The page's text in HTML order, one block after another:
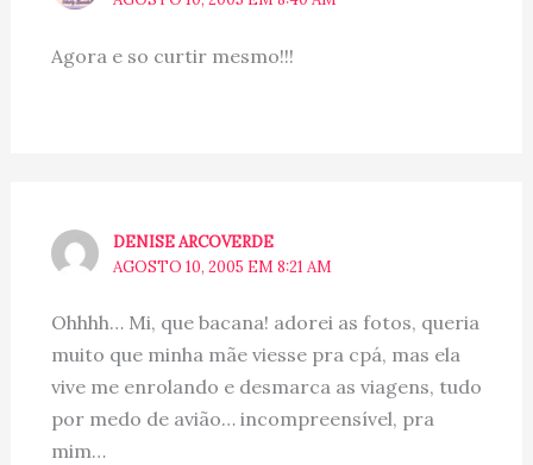
Agora e so curtir mesmo!!!
DENISE ARCOVERDE
AGOSTO 10, 2005 EM 8:21 AM
Ohhhh… Mi, que bacana! adorei as fotos, queria
muito que minha mãe viesse pra cpá, mas ela
vive me enrolando e desmarca as viagens, tudo
por medo de avião… incompreensível, pra
mim…